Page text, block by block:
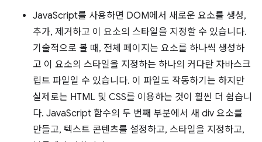
JavaScript를 사용하면 DOM에서 새로운 요소를 생성,
추가, 제거하고 이 요소의 스타일을 지정할 수 있습니다.
기술적으로 볼 때, 전체 페이지는 요소를 하나씩 생성하
고 이 요소의 스타일을 지정하는 하나의 커다란 자바스크
립트 파일일 수 있습니다. 이 파일도 작동하기는 하지만
실제로는 HTML 및 CSS를 이용하는 것이 휠씬 더 쉽습니
다. JavaScript 함수의 두 번째 부분에서 새 div 요소를
만들고, 텍스트 콘텐츠를 설정하고, 스타일을 지정하고,